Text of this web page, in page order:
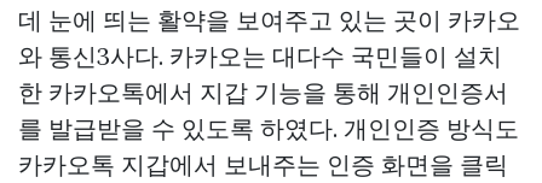
데 눈에 띄는 활약을 보여주고 있는 곳이 카카오
와 통신3사다. 카카오는 대다수 국민들이 설치
한 카카오톡에서 지갑 기능을 통해 개인인증서
를 발급받을 수 있도록 하였다. 개인인증 방식도
카카오톡 지갑에서 보내주는 인증 화면을 클릭